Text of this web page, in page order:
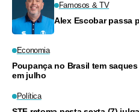
Famosos & TV
Alex Escobar passa
Economia
Poupança no Brasil tem
em julho
Política